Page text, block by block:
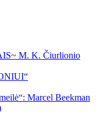
M. K. Čiurlionio
Marcel Beekman